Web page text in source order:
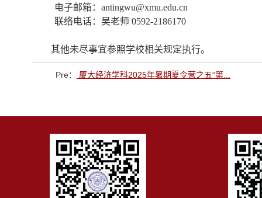
电子邮箱：antingwu@xmu.edu.cn
联络电话：吴老师 0592-2186170
其他未尽事宜参照学校相关规定执行。
Pre： 厦大经济学科2025年暑期夏令营之五“第...